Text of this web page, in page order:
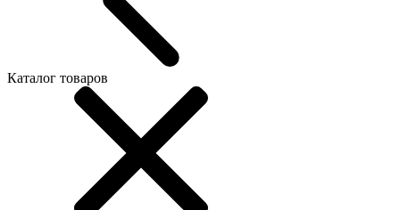
Каталог товаров